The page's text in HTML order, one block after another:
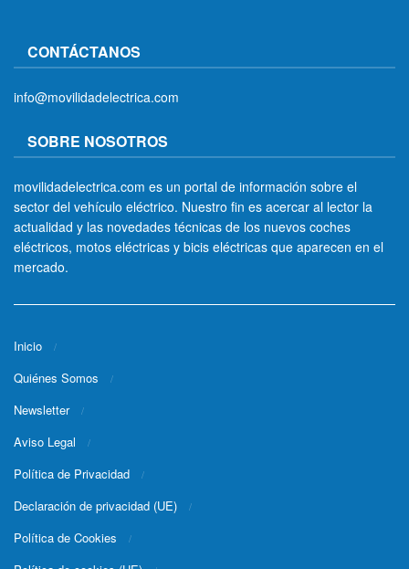
CONTÁCTANOS
info@movilidadelectrica.com
SOBRE NOSOTROS
movilidadelectrica.com es un portal de información sobre el
sector del vehículo eléctrico. Nuestro fin es acercar al lector la
actualidad y las novedades técnicas de los nuevos coches
eléctricos, motos eléctricas y bicis eléctricas que aparecen en el
mercado.
Inicio
Quiénes Somos
Newsletter
Aviso Legal
Política de Privacidad
Declaración de privacidad (UE)
Política de Cookies